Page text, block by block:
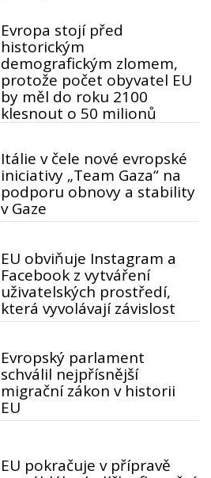
Evropa stojí před
historickým
demografickým zlomem,
protože počet obyvatel EU
by měl do roku 2100
klesnout o 50 milionů
Itálie v čele nové evropské
iniciativy „Team Gaza“ na
podporu obnovy a stability
v Gaze
EU obviňuje Instagram a
Facebook z vytváření
uživatelských prostředí,
která vyvolávají závislost
Evropský parlament
schválil nejpřísnější
migrační zákon v historii
EU
EU pokračuje v přípravě